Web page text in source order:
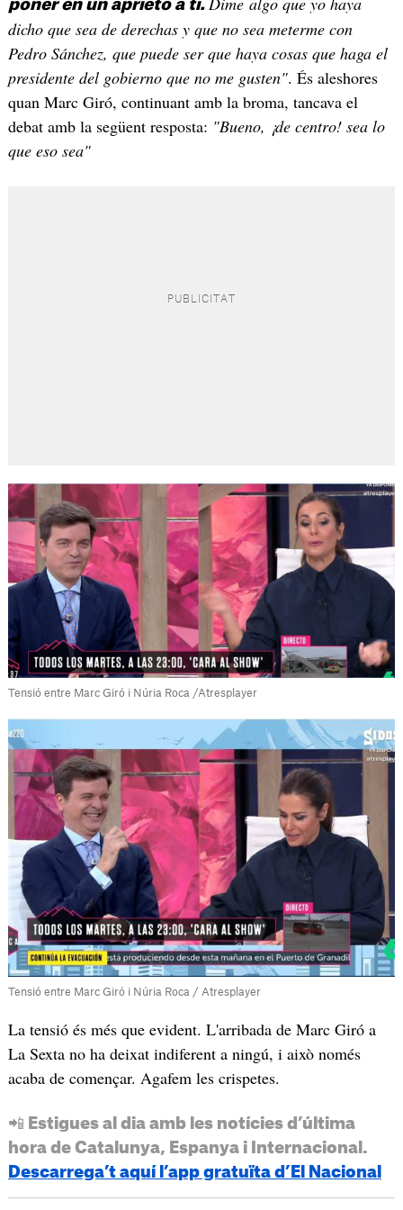
poner en un aprieto a ti.
dicho que sea de derechas y que no sea meterme con
Pedro Sánchez, que puede ser que haya cosas que haga el
presidente del gobierno que no me gusten". És aleshores
quan Marc Giró, continuant amb la broma, tancava el
debat amb la següent resposta: "Bueno, ¡de centro! sea lo
que eso sea"
Tensió entre Marc Giró i Núria Roca /Atresplayer
Tensió entre Marc Giró i Núria Roca / Atresplayer
La tensió és més que evident. L'arribada de Marc Giró a
La Sexta no ha deixat indiferent a ningú, i això només
acaba de començar. Agafem les crispetes.
📲 Estigues al dia amb les notícies d’última
hora de Catalunya, Espanya i Internacional.
Descarrega’t aquí l’app gratuïta d’El Nacional